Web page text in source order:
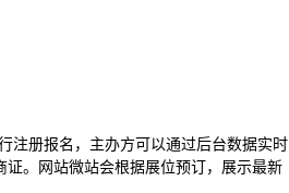
注册报名，主办方可以通过后台数据实时
。网站微站会根据展位预订，展示最新